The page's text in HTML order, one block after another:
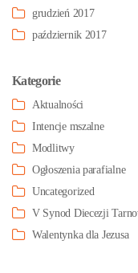
grudzień 2017
październik 2017
Kategorie
Aktualności
Intencje mszalne
Modlitwy
Ogłoszenia parafialne
Uncategorized
V Synod Diecezji
Walentynka dla Jezusa